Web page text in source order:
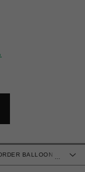
…
BALLOON